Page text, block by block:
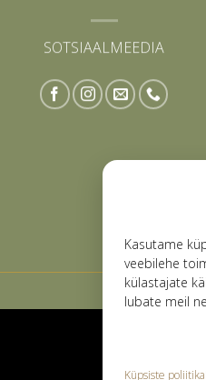
Kasutame
veebilehe
külastajate
lubate meil
Küpsiste poliitika
SOTSIAALMEEDIA